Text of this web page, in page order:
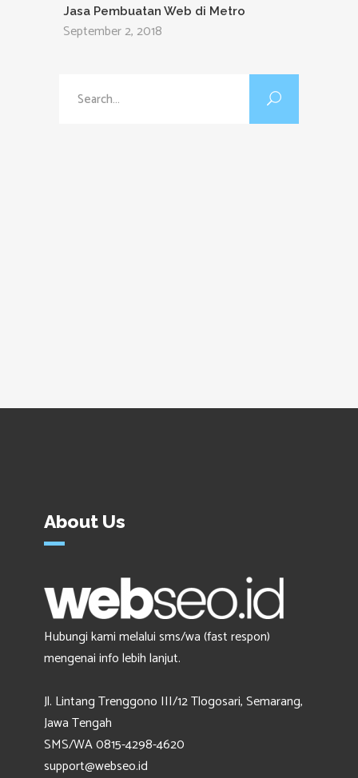
Jasa Pembuatan Web di Metro
September 2, 2018
About Us
Hubungi kami melalui sms/wa (fast respon)
mengenai info lebih lanjut.
Jl. Lintang Trenggono III/12 Tlogosari, Semarang,
Jawa Tengah
SMS/WA 0815-4298-4620
support@webseo.id